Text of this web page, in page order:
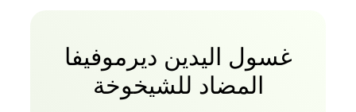
غسول اليدين ديرموفيفا
المضاد للشيخوخة